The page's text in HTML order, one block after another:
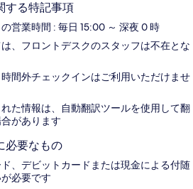
する特記事項
営業時間 : 毎日 15:00 ～ 深夜 0 時
、フロントデスクのスタッフは不在とな
間外チェックインはご利用いただけませ
た情報は、自動翻訳ツールを使用して翻
があります
必要なもの
、デビットカードまたは現金による付随
必要です